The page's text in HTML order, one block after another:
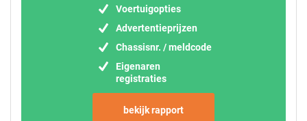
Voertuigopties
Advertentieprijzen
Chassisnr. / meldcode
Eigenaren
registraties
bekijk rapport